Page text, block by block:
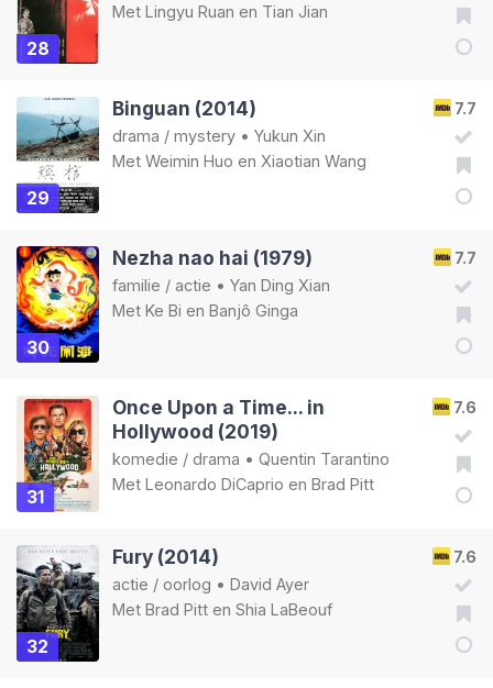
28
Met Lingyu Ruan en Tian Jian
29
7.7
Binguan (2014)
drama / mystery • Yukun Xin
Met Weimin Huo en Xiaotian Wang
30
7.7
Nezha nao hai (1979)
familie / actie • Yan Ding Xian
Met Ke Bi en Banjô Ginga
31
7.6
Once Upon a Time... in
Hollywood (2019)
komedie / drama • Quentin Tarantino
Met Leonardo DiCaprio en Brad Pitt
32
7.6
Fury (2014)
actie / oorlog • David Ayer
Met Brad Pitt en Shia LaBeouf